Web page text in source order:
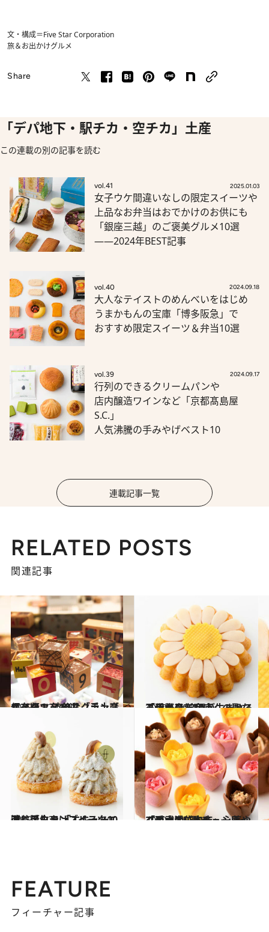
文・構成＝Five Star Corporation
旅＆お出かけグルメ
Share
「デパ地下・駅チカ・空チカ」土産
この連載の別の記事を読む
vol.41 2025.01.03
女子ウケ間違いなしの限定スイーツや
上品なお弁当はおでかけのお供にも
「銀座三越」のご褒美グルメ10選
――2024年BEST記事
vol.40 2024.09.18
大人なテイストのめんべいをはじめ
うまかもんの宝庫「博多阪急」で
おすすめ限定スイーツ＆弁当10選
vol.39 2024.09.17
行列のできるクリームパンや
店内醸造ワインなど「京都髙島屋
S.C.」
人気沸騰の手みやげベスト10
連載記事一覧
RELATED POSTS
関連記事
2019.11.24
保存版！ 渋谷スクランブルスクエア 旬な「手土産スイーツ」10選
ライフスタイル 2020.6.20
「伊勢丹新宿店」の聖なる手土産 笑顔が生まれる王道ギフト10点
グルメ
2019.12.24
渋谷スクランブルスクエアに誕生！ 「エキュート」手みやげスイーツ10選
グルメ 2020.4.15
「西武池袋本店」心華やぐ手土産9選 チューリップローズに胸キュン！
グルメ
FEATURE
フィーチャー記事